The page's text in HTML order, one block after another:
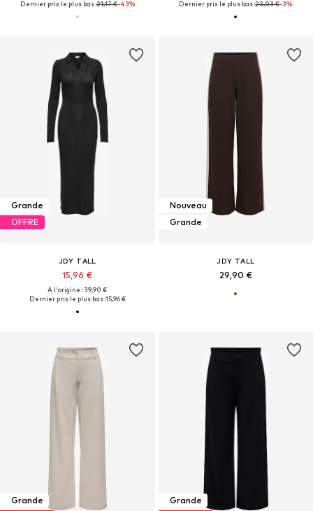
Dernier prix le plus bas :21,17 €-43%
Dernier prix le plus bas :23,03 €-3%
Grande
OFFRE
JDY TALL
15,96 €
À l'origine : 39,90 €
Dernier prix le plus bas :15,96 €
Nouveau
Grande
JDY TALL
29,90 €
Grande
Grande